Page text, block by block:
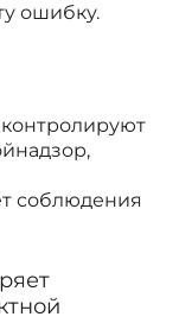
ошибку.
соблюдения